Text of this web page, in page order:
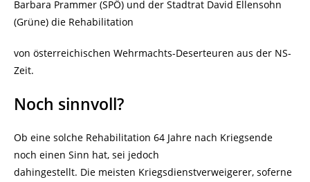
Barbara Prammer (SPÖ) und der Stadtrat David Ellensohn
(Grüne) die Rehabilitation
von österreichischen Wehrmachts-Deserteuren aus der NS-
Zeit.
Noch sinnvoll?
Ob eine solche Rehabilitation 64 Jahre nach Kriegsende
noch einen Sinn hat, sei jedoch
dahingestellt. Die meisten Kriegsdienstverweigerer, soferne